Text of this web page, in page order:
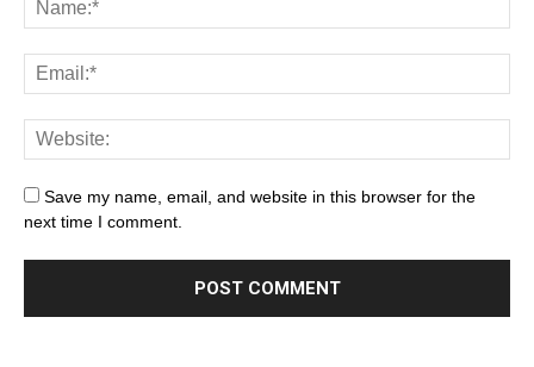
Save my name, email, and website in this browser for the
next time I comment.